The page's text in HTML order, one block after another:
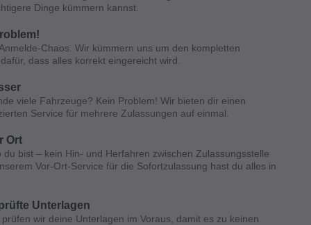
Dinge kümmern kannst.
Chaos. Wir kümmern uns um den kompletten
dass alles korrekt eingereicht wird.
viele Fahrzeuge? Kein Problem! Wir bieten dir einen
Service für mehrere Zulassungen auf einmal.
Ort
bist – kein Hin- und Herfahren zwischen Zulassungsstelle
Vor-Ort-Service für die Sofortzulassung hast du alles in
Unterlagen
wir deine Unterlagen im Voraus, damit es zu keinen